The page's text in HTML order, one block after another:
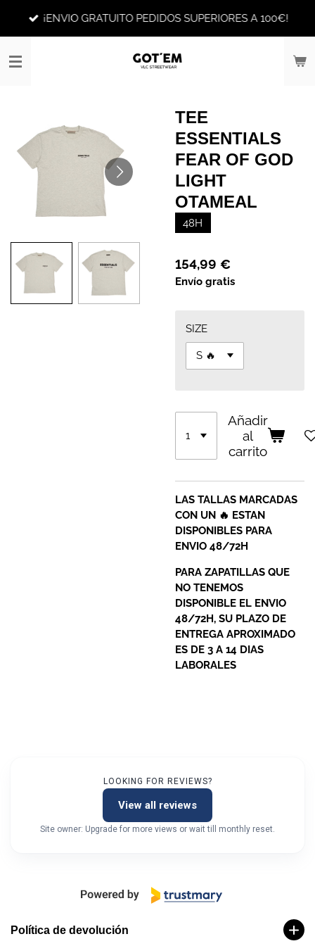
principal
¡ENVIO GRATUITO PEDIDOS SUPERIORES A 100€!
TEE
ESSENTIALS
FEAR OF GOD
LIGHT
OTAMEAL
48H
154,99 €
Envío gratis
SIZE
Añadir
al
carrito
LAS TALLAS MARCADAS
CON UN 🔥 ESTAN
DISPONIBLES PARA
ENVIO 48/72H
PARA ZAPATILLAS QUE
NO TENEMOS
DISPONIBLE EL ENVIO
48/72H, SU PLAZO DE
ENTREGA APROXIMADO
ES DE 3 A 14 DIAS
LABORALES
LOOKING FOR REVIEWS?
View all reviews
Site owner: Upgrade for more views or wait till monthly reset.
Política de devolución